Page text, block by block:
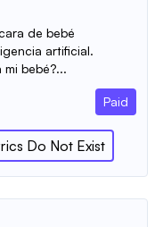
de bebé
artificial.
bebé?...
Paid
Do Not Exist